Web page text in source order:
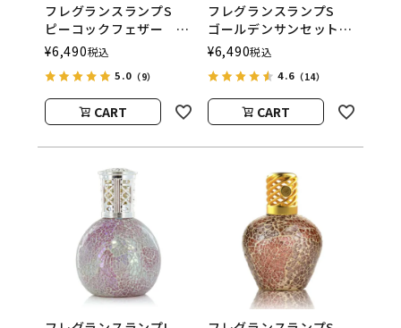
フレグランスランプS
ピーコックフェザー
ASHLEIGH&BURWOOD
（アシュレイアンドバー
ウッド）
¥6,490税込
5.0 （9）
CART
フレグランスランプS
ゴールデンサンセット
ASHLEIGH&BURWOOD
（アシュレイアンドバー
ウッド）
¥6,490税込
4.6（14）
CART